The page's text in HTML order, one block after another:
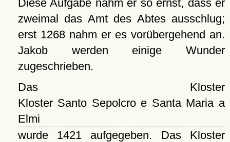
Diese Aufgabe nahm er so ernst, dass er
zweimal das Amt des Abtes ausschlug;
erst 1268 nahm er es vorübergehend an.
Jakob werden einige Wunder
zugeschrieben.
Das Kloster
Kloster Santo Sepolcro e Santa Maria a
Elmi
wurde 1421 aufgegeben. Das Kloster